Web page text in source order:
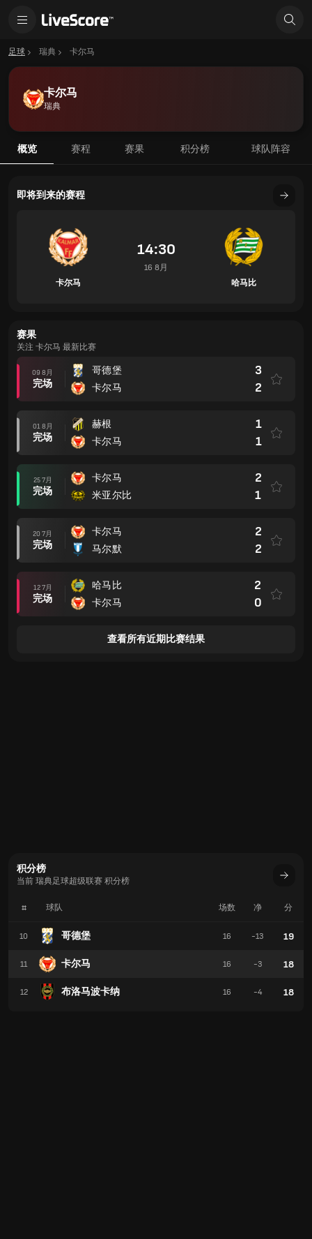
足球 瑞典 卡尔马
卡尔马
瑞典
概览 赛程 赛果 积分榜 球队阵容
即将到来的赛程
卡尔马
14:30
16 8月
哈马比
赛果
关注 卡尔马 最新比赛
09 8月
完场
哥德堡
卡尔马
3
2
01 8月
完场
赫根
卡尔马
1
1
25 7月
完场
卡尔马
米亚尔比
2
1
20 7月
完场
卡尔马
马尔默
2
2
12 7月
完场
哈马比
卡尔马
2
0
查看所有近期比赛结果
积分榜
当前 瑞典足球超级联赛 积分榜
# 球队
10 哥德堡
11 卡尔马
12 布洛马波卡纳
场数 净 分
16 -13 19
16 -3 18
16 -4 18